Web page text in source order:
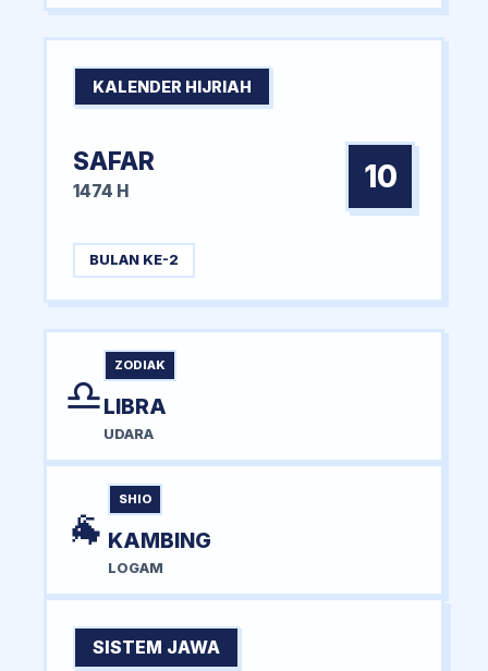
KALENDER HIJRIAH
SAFAR
1474 H 10
BULAN KE-2
♎
ZODIAK
LIBRA
UDARA
🐐
SHIO
KAMBING
LOGAM
SISTEM JAWA